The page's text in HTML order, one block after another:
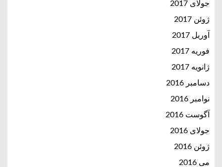
جولای 2017
ژوئن 2017
آوریل 2017
فوریه 2017
ژانویه 2017
دسامبر 2016
نوامبر 2016
آگوست 2016
جولای 2016
ژوئن 2016
می 2016